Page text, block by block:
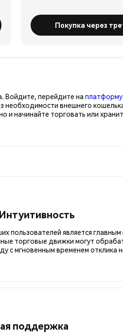
Покупка через
Войдите, перейдите на платформу
необходимости внешнего
начинайте торговать или
пользователей является
торговые движки могут
с мгновенным временем отклика
поддержка